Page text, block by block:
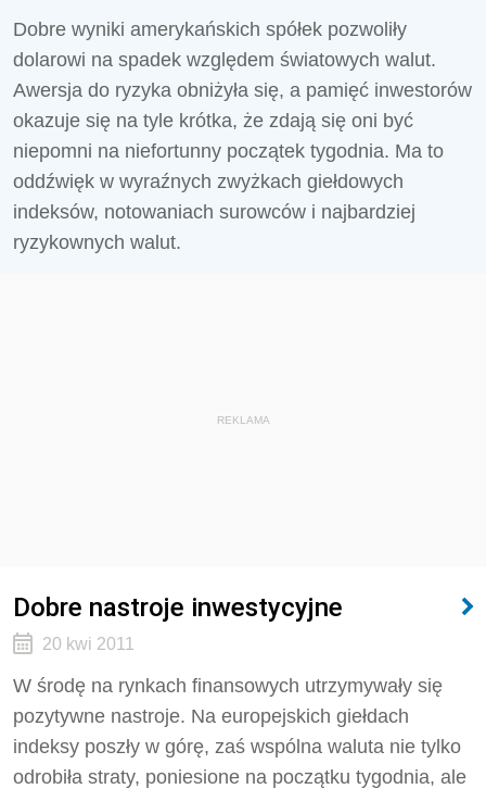
Dobre wyniki amerykańskich spółek pozwoliły
dolarowi na spadek względem światowych walut.
Awersja do ryzyka obniżyła się, a pamięć inwestorów
okazuje się na tyle krótka, że zdają się oni być
niepomni na niefortunny początek tygodnia. Ma to
oddźwięk w wyraźnych zwyżkach giełdowych
indeksów, notowaniach surowców i najbardziej
ryzykownych walut.
REKLAMA
Dobre nastroje inwestycyjne
20 kwi 2011
W środę na rynkach finansowych utrzymywały się
pozytywne nastroje. Na europejskich giełdach
indeksy poszły w górę, zaś wspólna waluta nie tylko
odrobiła straty, poniesione na początku tygodnia, ale